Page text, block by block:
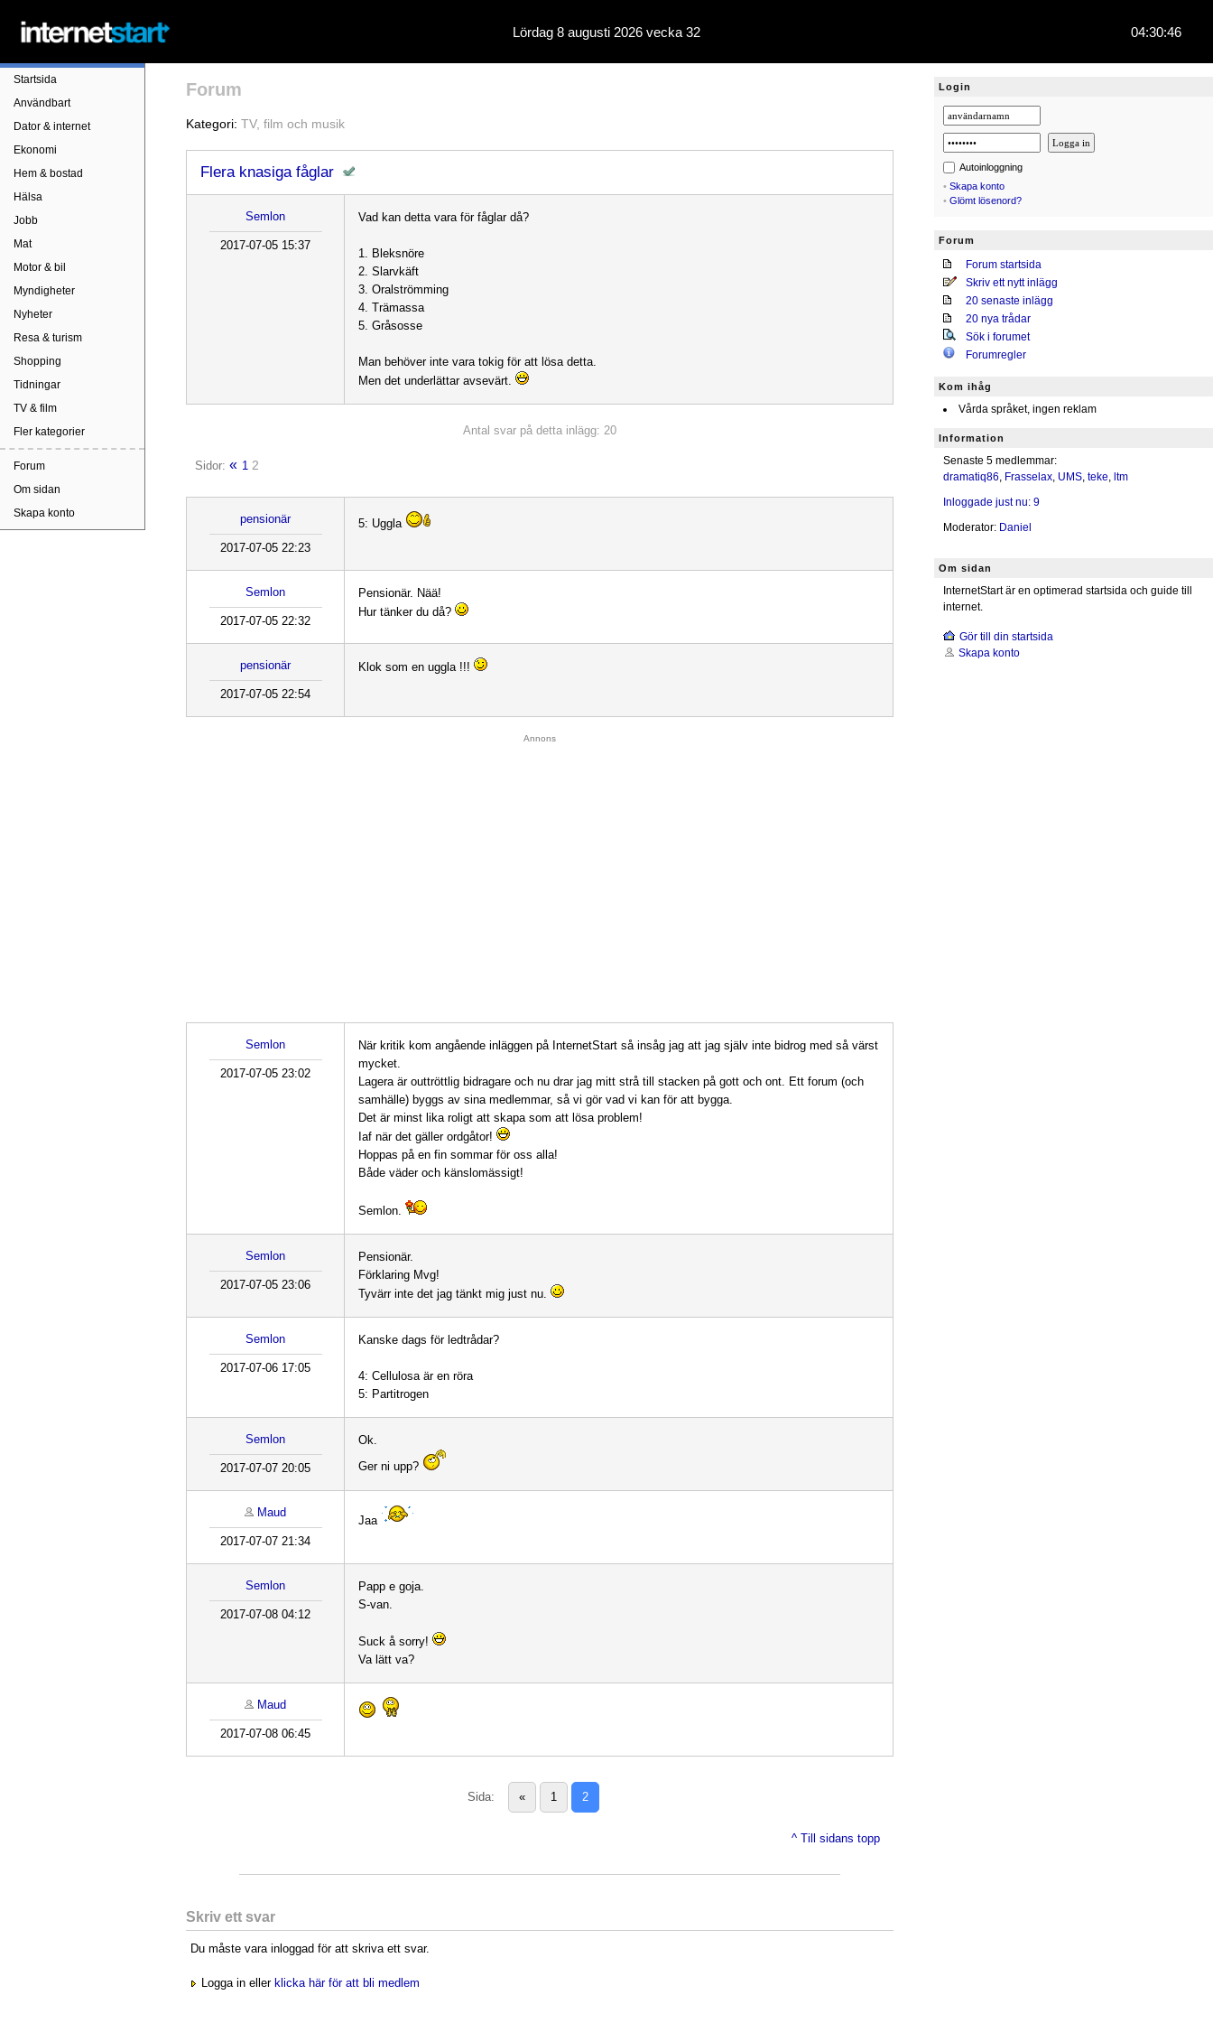
Lördag 8 augusti 2026 vecka 32 04:30:47
Startsida
Användbart
Dator & internet
Ekonomi
Hem & bostad
Hälsa
Jobb
Mat
Motor & bil
Myndigheter
Nyheter
Resa & turism
Shopping
Tidningar
TV & film
Fler kategorier
Forum
Om sidan
Skapa konto
Forum
Kategori:TV, film och musik
Flera knasiga fåglar
Semlon
2017-07-05 15:37
Vad kan detta vara för fåglar då?
1. Bleksnöre
2. Slarvkäft
3. Oralströmming
4. Trämassa
5. Gråsosse
Man behöver inte vara tokig för att lösa detta.
Men det underlättar avsevärt.
Antal svar på detta inlägg: 20
Sidor:« 1 2
pensionär
2017-07-05 22:23
5: Uggla
Semlon
2017-07-05 22:32
Pensionär. Nää!
Hur tänker du då?
pensionär
2017-07-05 22:54
Klok som en uggla !!!
Annons
Semlon
2017-07-05 23:02
När kritik kom angående inläggen på InternetStart så insåg jag att jag själv inte bidrog med så värst
mycket.
Lagera är outtröttlig bidragare och nu drar jag mitt strå till stacken på gott och ont. Ett forum (och
samhälle) byggs av sina medlemmar, så vi gör vad vi kan för att bygga.
Det är minst lika roligt att skapa som att lösa problem!
Iaf när det gäller ordgåtor!
Hoppas på en fin sommar för oss alla!
Både väder och känslomässigt!
Semlon.
Semlon
2017-07-05 23:06
Pensionär.
Förklaring Mvg!
Tyvärr inte det jag tänkt mig just nu.
Semlon
2017-07-06 17:05
Kanske dags för ledtrådar?
4: Cellulosa är en röra
5: Partitrogen
Semlon
2017-07-07 20:05
Ok.
Ger ni upp?
Maud
2017-07-07 21:34
Jaa
Semlon
2017-07-08 04:12
Papp e goja.
S-van.
Suck å sorry!
Va lätt va?
Maud
2017-07-08 06:45
Sida: « 1 2
^ Till sidans topp
Skriv ett svar
Du måste vara inloggad för att skriva ett svar.
Logga in eller klicka här för att bli medlem
Login
Autoinloggning
• Skapa konto
• Glömt lösenord?
Forum
Forum startsida
Skriv ett nytt inlägg
20 senaste inlägg
20 nya trådar
Sök i forumet
Forumregler
Kom ihåg
Vårda språket, ingen reklam
Information
Senaste 5 medlemmar:
dramatiq86, Frasselax, UMS, teke, ltm
Inloggade just nu: 9
Moderator: Daniel
Om sidan
InternetStart är en optimerad startsida och guide till
internet.
Gör till din startsida
Skapa konto